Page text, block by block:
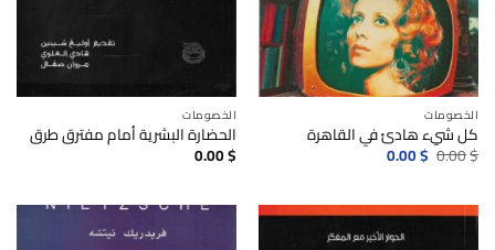
الخصومات
كل شيء هادئ في القاهرة
0.00$ السعر
الأصلي
0.00$ السعر
الحالي
الخصومات
الحضارة البشرية أمام مفترق طرق
0.00$